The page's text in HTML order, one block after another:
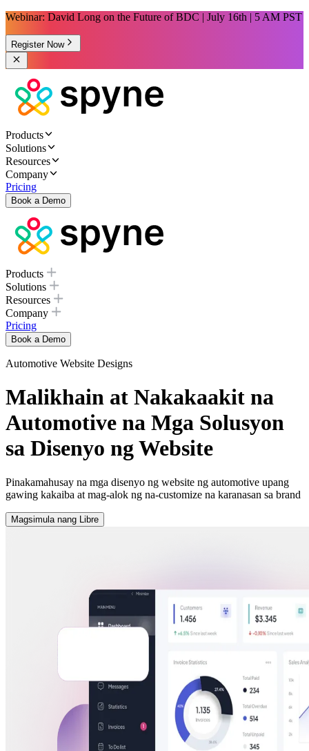
Webinar: David Long on the Future of BDC | July 16th | 5 AM PST
Register Now
Products
Solutions
Resources
Company
Pricing
Book a Demo
Products
Solutions
Resources
Company
Pricing
Book a Demo
Automotive Website Designs
Malikhain at Nakakaakit na
Automotive na Mga Solusyon
sa Disenyo ng Website
Pinakamahusay na mga disenyo ng website ng automotive upang
gawing kakaiba at mag-alok ng na-customize na karanasan sa brand
Magsimula nang Libre